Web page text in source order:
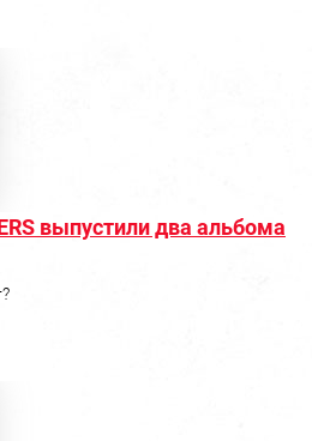
выпустили два альбома